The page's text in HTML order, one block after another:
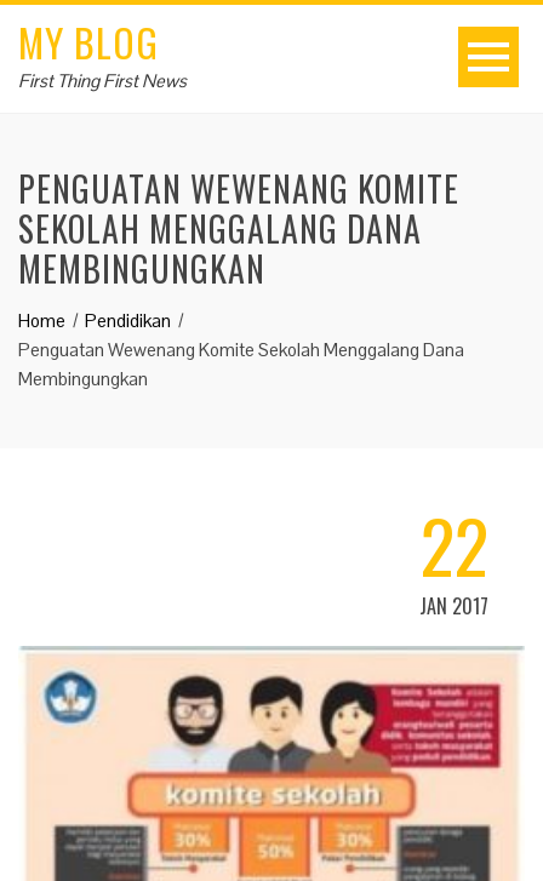
MY BLOG
First Thing First News
PENGUATAN WEWENANG KOMITE
SEKOLAH MENGGALANG DANA
MEMBINGUNGKAN
Home
Pendidikan
Penguatan Wewenang Komite Sekolah Menggalang Dana
Membingungkan
22
JAN 2017